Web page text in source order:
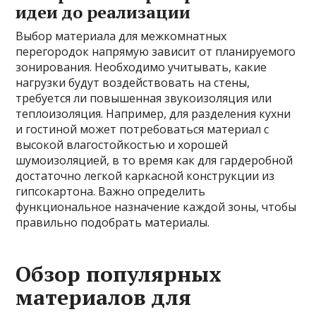
идеи до реализации
Выбор материала для межкомнатных
перегородок напрямую зависит от планируемого
зонирования. Необходимо учитывать, какие
нагрузки будут воздействовать на стены,
требуется ли повышенная звукоизоляция или
теплоизоляция. Например, для разделения кухни
и гостиной может потребоваться материал с
высокой влагостойкостью и хорошей
шумоизоляцией, в то время как для гардеробной
достаточно легкой каркасной конструкции из
гипсокартона. Важно определить
функциональное назначение каждой зоны, чтобы
правильно подобрать материалы.
Обзор популярных
материалов для